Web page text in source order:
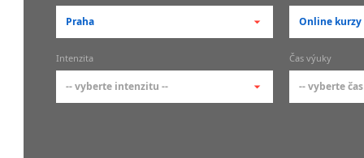
Praha
-- vyberte město --
pražské městské části
Online
-- vyberte
Intenzita
-- vyberte intenzitu --
Čas výuky
-- vyberte